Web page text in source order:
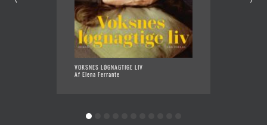
VOKSNES LØGNAGTIGE LIV
Af Elena Ferrante